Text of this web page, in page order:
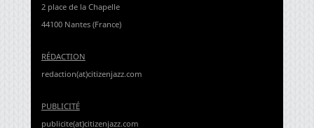
2 place de la Chapelle
44100 Nantes (France)
RÉDACTION
redaction(at)citizenjazz.com
PUBLICITÉ
publicite(at)citizenjazz.com